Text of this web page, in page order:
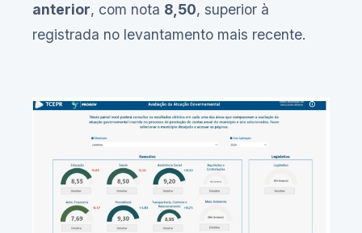
anterior, com nota 8,50, superior à
registrada no levantamento mais recente.